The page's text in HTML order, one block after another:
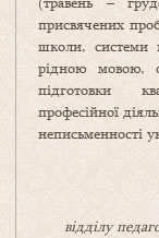
присвячених
школи, системи
рідною мовою,
підготовки
професійної
неписьменності
відділу